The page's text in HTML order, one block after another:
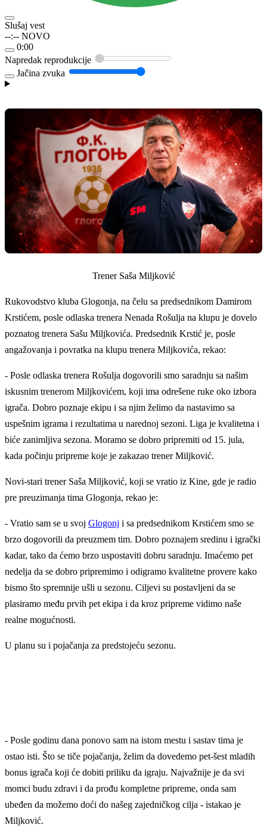
Slušaj vest
--:-- NOVO
0:00
Napredak reprodukcije
Jačina zvuka
Trener Saša Miljković
Rukovodstvo kluba Glogonja, na čelu sa predsednikom Damirom
Krstićem, posle odlaska trenera Nenada Rošulja na klupu je dovelo
poznatog trenera Sašu Miljkovića. Predsednik Krstić je, posle
angažovanja i povratka na klupu trenera Miljkovića, rekao:
- Posle odlaska trenera Rošulja dogovorili smo saradnju sa našim
iskusnim trenerom Miljkovićem, koji ima odrešene ruke oko izbora
igrača. Dobro poznaje ekipu i sa njim želimo da nastavimo sa
uspešnim igrama i rezultatima u narednoj sezoni. Liga je kvalitetna i
biće zanimljiva sezona. Moramo se dobro pripremiti od 15. jula,
kada počinju pripreme koje je zakazao trener Miljković.
Novi-stari trener Saša Miljković, koji se vratio iz Kine, gde je radio
pre preuzimanja tima Glogonja, rekao je:
- Vratio sam se u svoj Glogonj i sa predsednikom Krstićem smo se
brzo dogovorili da preuzmem tim. Dobro poznajem sredinu i igrački
kadar, tako da ćemo brzo uspostaviti dobru saradnju. Imaćemo pet
nedelja da se dobro pripremimo i odigramo kvalitetne provere kako
bismo što spremnije ušli u sezonu. Ciljevi su postavljeni da se
plasiramo među prvih pet ekipa i da kroz pripreme vidimo naše
realne mogućnosti.
U planu su i pojačanja za predstojeću sezonu.
- Posle godinu dana ponovo sam na istom mestu i sastav tima je
ostao isti. Što se tiče pojačanja, želim da dovedemo pet-šest mladih
bonus igrača koji će dobiti priliku da igraju. Najvažnije je da svi
momci budu zdravi i da prođu kompletne pripreme, onda sam
ubeđen da možemo doći do našeg zajedničkog cilja - istakao je
Miljković.